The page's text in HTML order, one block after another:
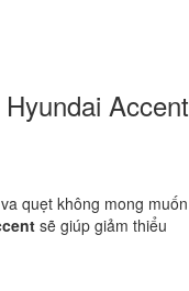
Accent
quẹt không mong muốn
sẽ giúp giảm thiểu